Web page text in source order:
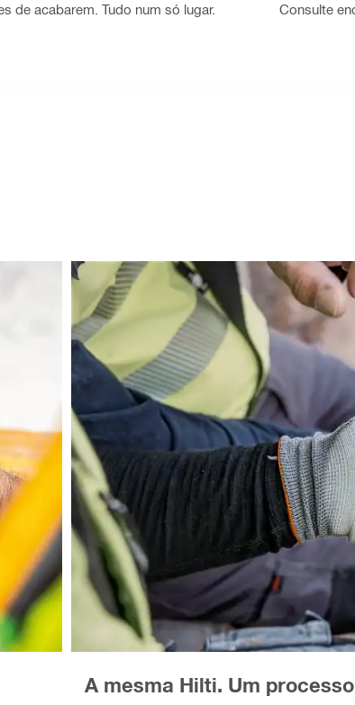
de acabarem. Tudo num só lugar.
Consulte
A mesma Hilti. Um